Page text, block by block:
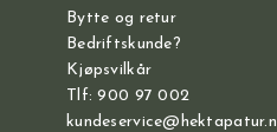
Bytte og retur
Bedriftskunde?
Kjøpsvilkår
Tlf: 900 97 002